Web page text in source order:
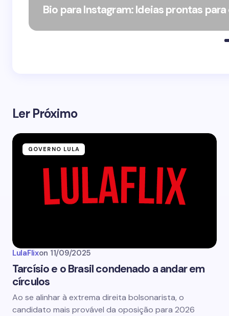
Bio para Instagram: Ideias prontas
Ler Próximo
GOVERNO LULA
LulaFlixon 11/09/2025
Tarcísio e o Brasil condenado a andar em
círculos
Ao se alinhar à extrema direita bolsonarista, o
candidato mais provável da oposição para 2026